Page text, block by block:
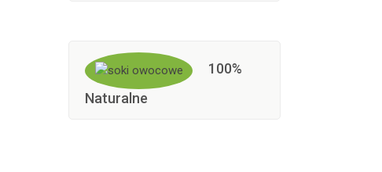
100%
Naturalne